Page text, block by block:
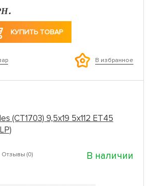
КУПИТЬ ТОВАР
В избранное
(CT1703) 9,5x19 5x112 ET45
Отзывы (0) В наличии